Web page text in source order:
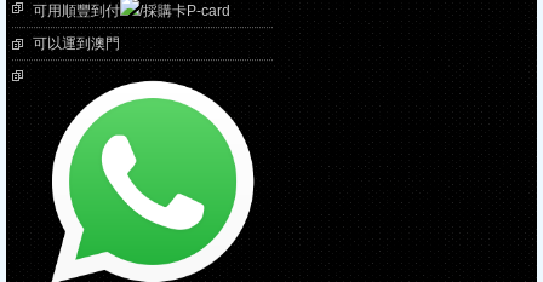
可用順豐到付
/採購卡P-card
可以運到澳門